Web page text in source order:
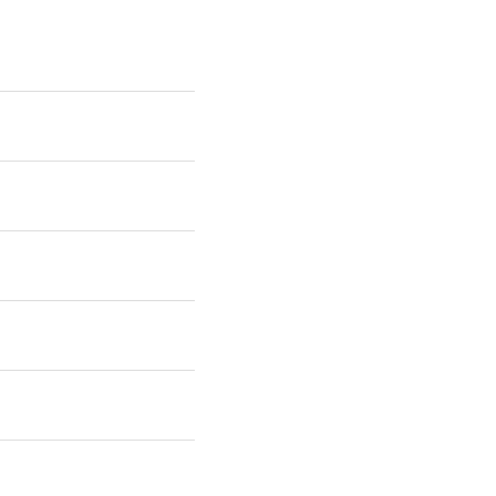
Probepaket selbst
in der Ihr alle
So kannst du es
Uns einfach
desto
den Konfigurator.
Kreativität freien Lauf
Informationen,
Zusätzlich bieten wir
abgeschlossen
WhatsApp
in
kann. Keine Sorge: